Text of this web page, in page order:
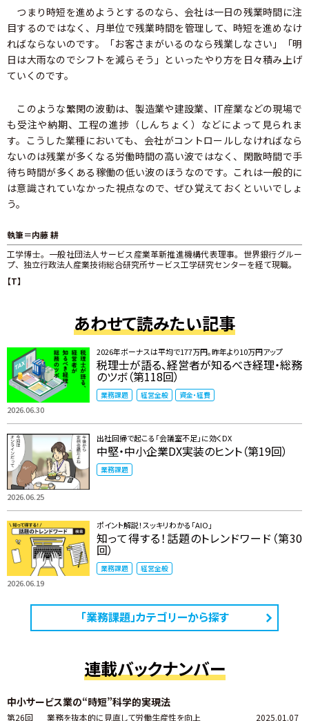
つまり時短を進めようとするのなら、会社は一日の残業時間に注
目するのではなく、月単位で残業時間を管理して、時短を進めなけ
ればならないのです。「お客さまがいるのなら残業しなさい」「明
日は大雨なのでシフトを減らそう」といったやり方を日々積み上げ
ていくのです。
このような繁閑の波動は、製造業や建設業、IT産業などの現場で
も受注や納期、工程の進捗（しんちょく）などによって見られま
す。こうした業種においても、会社がコントロールしなければなら
ないのは残業が多くなる労働時間の高い波ではなく、閑散時間で手
待ち時間が多くある稼働の低い波のほうなのです。これは一般的に
は意識されていなかった視点なので、ぜひ覚えておくといいでしょ
う。
執筆＝内藤 耕
工学博士。一般社団法人サービス産業革新推進機構代表理事。世界銀行グルー
プ、独立行政法人産業技術総合研究所サービス工学研究センターを経て現職。
【T】
あわせて読みたい記事
2026.06.30
2026年ボーナスは平均で177万円。昨年より10万円アップ
税理士が語る、経営者が知るべき経理・総務
のツボ（第118回）
業務課題 経営全般 資金・経費
2026.06.25
出社回帰で起こる「会議室不足」に効くDX
中堅・中小企業DX実装のヒント（第19回）
業務課題
2026.06.19
ポイント解説！スッキリわかる「AIO」
知って得する！話題のトレンドワード（第30
回）
業務課題 経営全般
「業務課題」カテゴリーから探す
連載バックナンバー
中小サービス業の“時短”科学的実現法
第26回 業務を抜本的に見直して労働生産性を向上
2025.01.07